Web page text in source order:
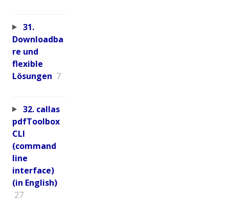
31.
Downloadba
re und
flexible
Lösungen 7
32. callas
pdfToolbox
CLI
(command
line
interface)
(in English)
27